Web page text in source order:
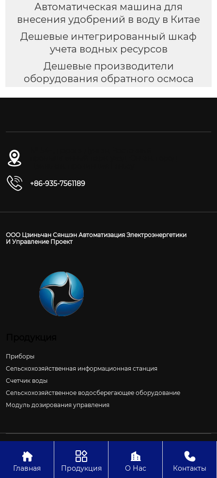
Автоматическая машина для
внесения удобрений в воду в Китае
Дешевые интегрированный шкаф
учета водных ресурсов
Дешевые производители
оборудования обратного осмоса
+86-935-7561189
ООО Цзиньчан Сяншэн Автоматизация Электроэнергетики
И Управление Проект
Приборы
Сельскохозяйственная информационная станция
Счетчик воды
Сельскохозяйственное водосберегающее оборудование
Модуль дозирования управления
Электроэнергетики И Управление Проект

Главная

Продукция

О Нас

Контакты